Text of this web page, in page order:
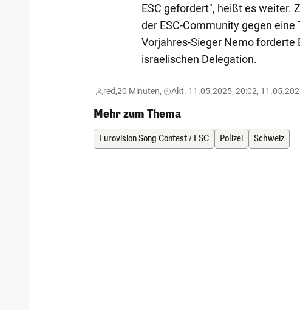
ESC gefordert", heißt es weiter.
der ESC-Community gegen
Vorjahres-Sieger Nemo forderte
israelischen Delegation.
red,20 Minuten, Akt. 11.05.2025, 20:02,
Mehr zum Thema
Eurovision Song Contest / ESC Polizei Schweiz